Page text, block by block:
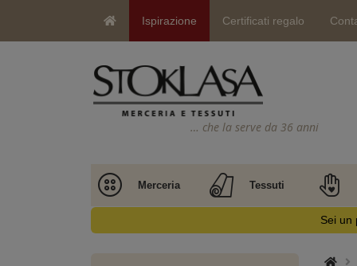
Ispirazione Certificati regalo
… che la serve da 36 anni
Merceria Tessuti
Sei un